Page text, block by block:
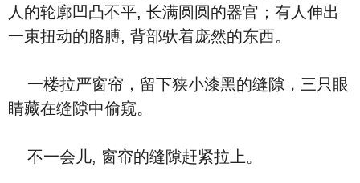
人的轮廓凹凸不平, 长满圆圆的器官；有人伸出
一束扭动的胳膊, 背部驮着庞然的东西。
一楼拉严窗帘，留下狭小漆黑的缝隙，三只眼
睛藏在缝隙中偷窥。
不一会儿, 窗帘的缝隙赶紧拉上。